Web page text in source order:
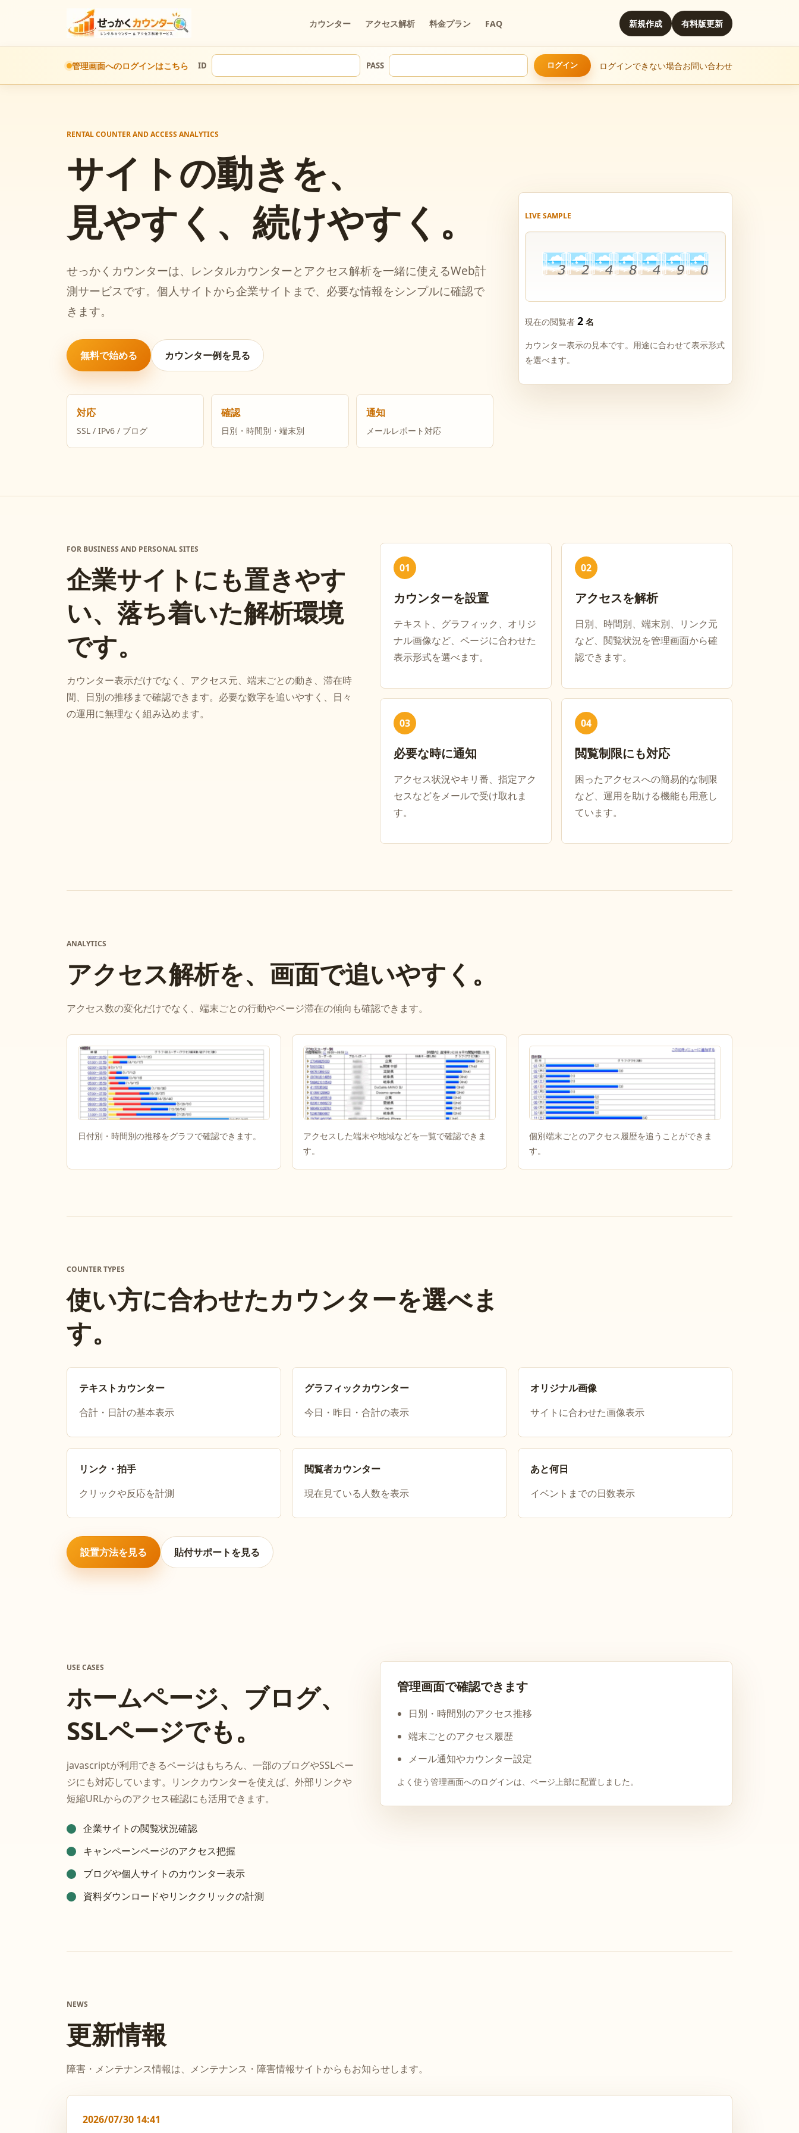
カウンター アクセス解析 料金プラン FAQ 新規作成 有料版更新
管理画面へのログインはこちら ID PASS ログインできない場合お問い合わせ
RENTAL COUNTER AND ACCESS ANALYTICS
サイトの動きを、
見やすく、続けやすく。
せっかくカウンターは、レンタルカウンターとアクセス解析を一緒に使えるWeb計
測サービスです。個人サイトから企業サイトまで、必要な情報をシンプルに確認で
きます。
無料で始める カウンター例を見る
対応
SSL / IPv6 / ブログ
確認
日別・時間別・端末別
通知
メールレポート対応
LIVE SAMPLE
現在の閲覧者 2 名
カウンター表示の見本です。用途に合わせて表示形式
を選べます。
FOR BUSINESS AND PERSONAL SITES
企業サイトにも置きやす
い、落ち着いた解析環境
です。
カウンター表示だけでなく、アクセス元、端末ごとの動き、滞在時
間、日別の推移まで確認できます。必要な数字を追いやすく、日々
の運用に無理なく組み込めます。
01
カウンターを設置
テキスト、グラフィック、オリジ
ナル画像など、ページに合わせた
表示形式を選べます。
02
アクセスを解析
日別、時間別、端末別、リンク元
など、閲覧状況を管理画面から確
認できます。
03
必要な時に通知
アクセス状況やキリ番、指定アク
セスなどをメールで受け取れま
す。
04
閲覧制限にも対応
困ったアクセスへの簡易的な制限
など、運用を助ける機能も用意し
ています。
ANALYTICS
アクセス解析を、画面で追いやすく。
アクセス数の変化だけでなく、端末ごとの行動やページ滞在の傾向も確認できます。
日付別・時間別の推移をグラフで確認できます。
アクセスした端末や地域などを一覧で確認できま
す。
個別端末ごとのアクセス履歴を追うことができま
す。
COUNTER TYPES
使い方に合わせたカウンターを選べま
す。
テキストカウンター
合計・日計の基本表示
グラフィックカウンター
今日・昨日・合計の表示
オリジナル画像
サイトに合わせた画像表示
リンク・拍手
クリックや反応を計測
閲覧者カウンター
現在見ている人数を表示
あと何日
イベントまでの日数表示
設置方法を見る 貼付サポートを見る
USE CASES
ホームページ、ブログ、
SSLページでも。
javascriptが利用できるページはもちろん、一部のブログやSSLペー
ジにも対応しています。リンクカウンターを使えば、外部リンクや
短縮URLからのアクセス確認にも活用できます。
企業サイトの閲覧状況確認
キャンペーンページのアクセス把握
ブログや個人サイトのカウンター表示
資料ダウンロードやリンククリックの計測
管理画面で確認できます
日別・時間別のアクセス推移
端末ごとのアクセス履歴
メール通知やカウンター設定
よく使う管理画面へのログインは、ページ上部に配置しました。
NEWS
更新情報
障害・メンテナンス情報は、メンテナンス・障害情報サイトからもお知らせします。
2026/07/30 14:41